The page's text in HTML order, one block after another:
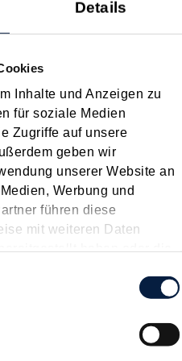
Details
Inhalte und Anzeigen zu
für soziale Medien
Zugriffe auf unsere
geben wir
unserer Website an
Werbung und
führen diese
mit weiteren Daten
haben oder die
bekämpft werden. In
an beschränkt
von
Steuerpflicht in
Recht zu einem
Lizenzgebühren - so ist es für
ob und wenn ja,